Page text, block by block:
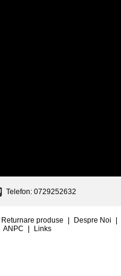
Telefon: 0729252632
Returnare produse Despre Noi
ANPC Links